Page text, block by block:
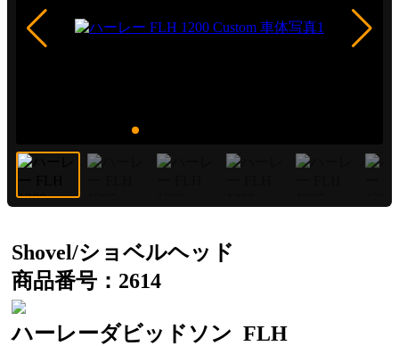
Shovel/ショベルヘッド
商品番号：2614
ハーレーダビッドソン FLH